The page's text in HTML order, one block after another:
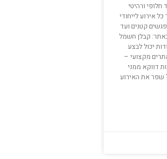
ורהיטי
אירוע לייחודי
קטנים ועד
באתר: קבלן חשמל
יכול לבצע
מקצועי –
דווקא ממני
שפר את האירוע